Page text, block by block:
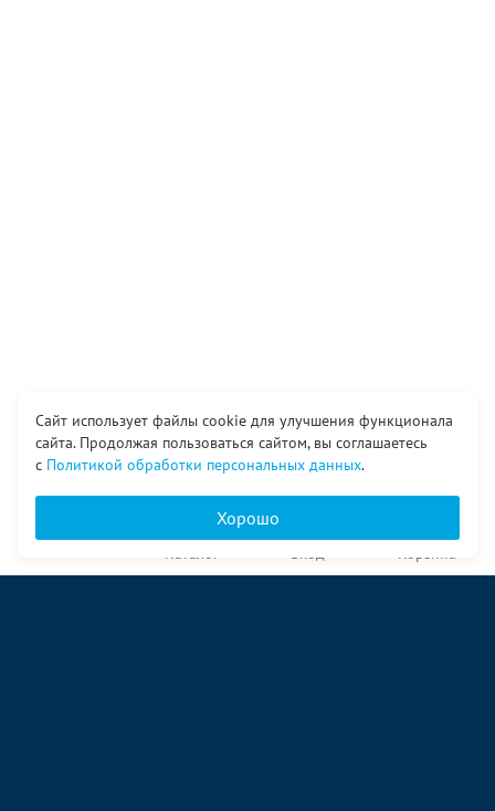
Сайт использует файлы cookie для улучшения функционала
сайта. Продолжая пользоваться сайтом, вы соглашаетесь
с Политикой обработки персональных данных.
Хорошо